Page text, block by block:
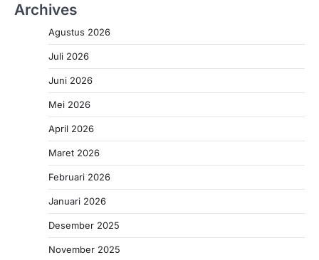
Archives
Agustus 2026
Juli 2026
Juni 2026
Mei 2026
April 2026
Maret 2026
Februari 2026
Januari 2026
Desember 2025
November 2025